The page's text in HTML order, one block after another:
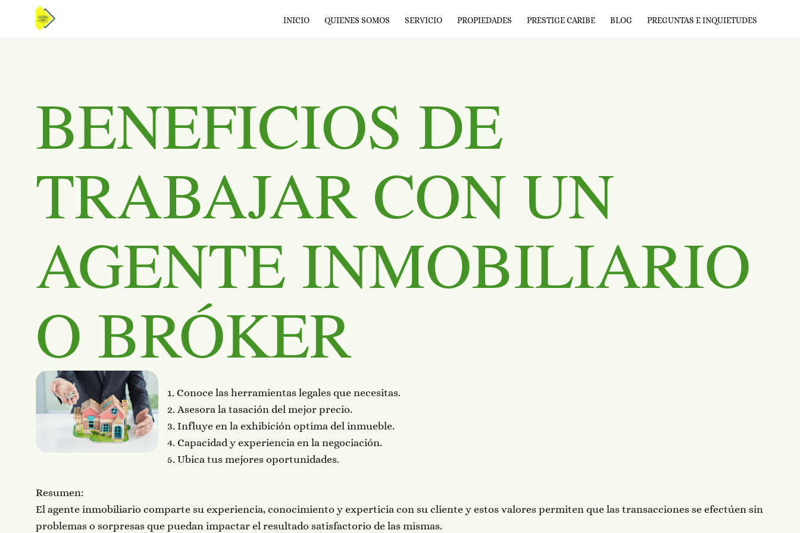
INICIO QUIENES SOMOS SERVICIO PROPIEDADES PRESTIGE CARIBE BLOG PREGUNTAS E INQUIETUDES
BENEFICIOS DE
TRABAJAR CON UN
AGENTE INMOBILIARIO
O BRÓKER
1. Conoce las herramientas legales que necesitas.
2. Asesora la tasación del mejor precio.
3. Influye en la exhibición optima del inmueble.
4. Capacidad y experiencia en la negociación.
5. Ubica tus mejores oportunidades.
Resumen:
El agente inmobiliario comparte su experiencia, conocimiento y experticia con su cliente y estos valores permiten que las transacciones se efectúen sin
problemas o sorpresas que puedan impactar el resultado satisfactorio de las mismas.